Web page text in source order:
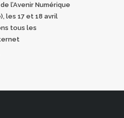
l’Avenir Numérique
les 17 et 18 avril
tous les